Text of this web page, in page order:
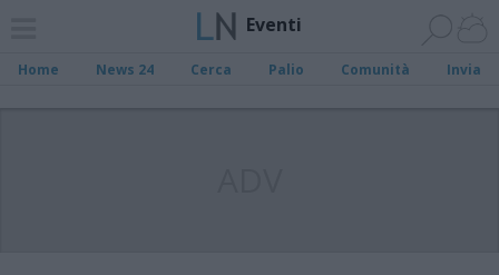
Eventi
Home News 24 Cerca Palio Comunità Invia